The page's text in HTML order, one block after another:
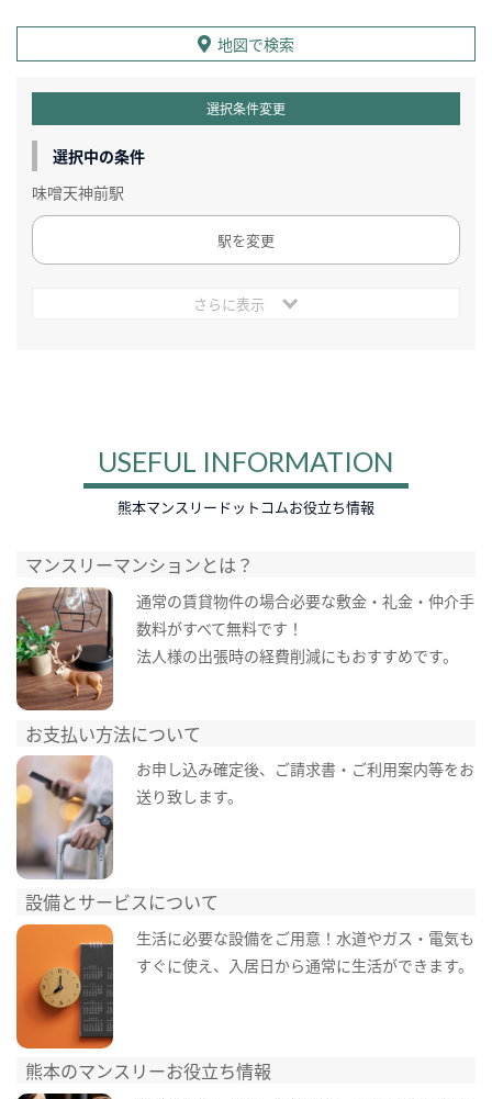
地図で検索
選択条件変更
選択中の条件
味噌天神前駅
駅を変更
さらに表示
USEFUL INFORMATION
熊本マンスリードットコムお役立ち情報
マンスリーマンションとは？
通常の賃貸物件の場合必要な敷金・礼金・仲介手
数料がすべて無料です！
法人様の出張時の経費削減にもおすすめです。
お支払い方法について
お申し込み確定後、ご請求書・ご利用案内等をお
送り致します。
設備とサービスについて
生活に必要な設備をご用意！水道やガス・電気も
すぐに使え、入居日から通常に生活ができます。
熊本のマンスリーお役立ち情報